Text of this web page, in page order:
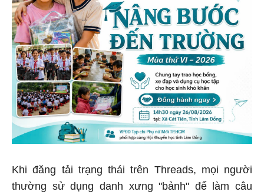
Khi đăng tải trạng thái trên Threads, mọi người
thường sử dụng danh xưng "bảnh" để làm câu